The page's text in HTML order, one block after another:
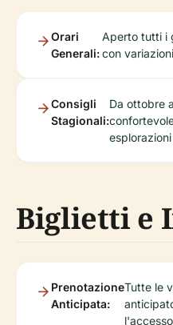
Orari
Generali:
Aperto tutti i
con
Consigli
Stagionali:
Da ottobre
Biglietti e
Prenotazione
Anticipata:
Tutte le